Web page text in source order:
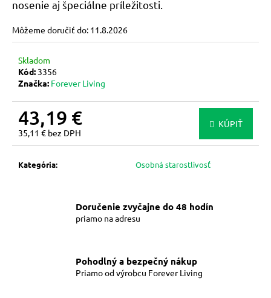
nosenie aj špeciálne príležitosti.
Môžeme doručiť do: 11.8.2026
Skladom
Kód: 3356
Značka: Forever Living
43,19 €
35,11 € bez DPH
Jednotková
KÚPIŤ
Kategória: Osobná starostlivosť
Doručenie zvyčajne do 48 hodín
priamo na adresu
Pohodlný a bezpečný nákup
Priamo od výrobcu Forever Living
r
č
a
m
e
ABSORBENT-
C™
VITAMÍN